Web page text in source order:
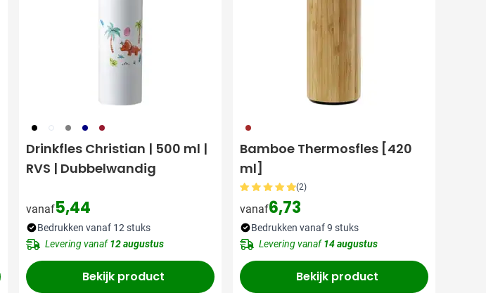
001 002 003 536 010
Drinkfles Christian | 500 ml |
RVS | Dubbelwandig
vanaf5,44
Bedrukken vanaf 12 stuks
Levering vanaf12 augustus
Bekijk product
011
Bamboe Thermosfles [420
ml]
(2)
vanaf6,73
Bedrukken vanaf 9 stuks
Levering vanaf14 augustus
Bekijk product